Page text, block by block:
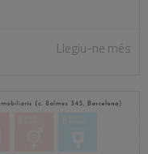
Llegiu-ne més